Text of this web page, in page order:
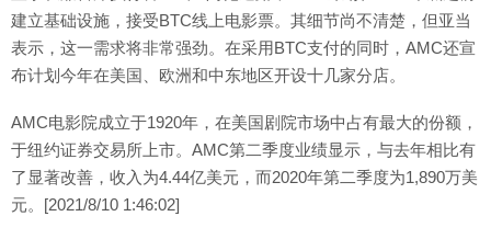
建立基础设施，接受BTC线上电影票。其细节尚不清楚，但亚当
表示，这一需求将非常强劲。在采用BTC支付的同时，AMC还宣
布计划今年在美国、欧洲和中东地区开设十几家分店。
AMC电影院成立于1920年，在美国剧院市场中占有最大的份额，
于纽约证券交易所上市。AMC第二季度业绩显示，与去年相比有
了显著改善，收入为4.44亿美元，而2020年第二季度为1,890万美
元。[2021/8/10 1:46:02]